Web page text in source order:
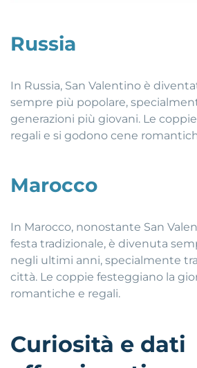
Russia
In Russia, San Valentino è
sempre più popolare,
generazioni più giovani. Le
regali e si godono cene
Marocco
In Marocco, nonostante San
festa tradizionale, è divenuta
negli ultimi anni, specialmente
città. Le coppie festeggiano la
romantiche e regali.
Curiosità e dati